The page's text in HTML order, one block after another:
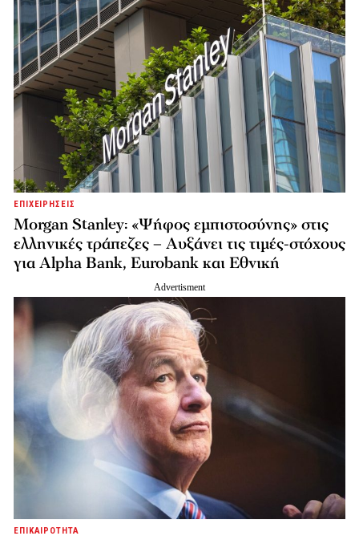
ΕΠΙΧΕΙΡΗΣΕΙΣ
Morgan Stanley: «Ψήφος εμπιστοσύνης» στις
ελληνικές τράπεζες – Αυξάνει τις τιμές-στόχους
για Alpha Bank, Eurobank και Εθνική
ΕΠΙΚΑΙΡΟΤΗΤΑ